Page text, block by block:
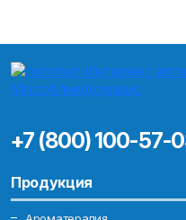
+7 (800) 100-57-
Продукция